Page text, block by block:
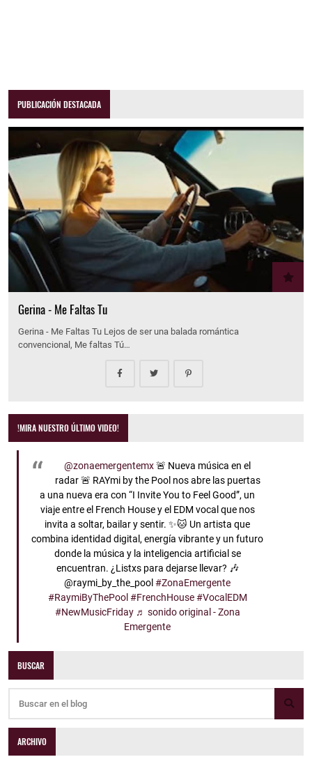
PUBLICACIÓN DESTACADA
Gerina - Me Faltas Tu
Gerina - Me Faltas Tu Lejos de ser una balada romántica
convencional, Me faltas Tú…
!MIRA NUESTRO ÚLTIMO VIDEO!
@zonaemergentemx🚨 Nueva música en el
radar 🚨 RAYmi by the Pool nos abre las puertas
a una nueva era con “I Invite You to Feel Good”, un
viaje entre el French House y el EDM vocal que nos
invita a soltar, bailar y sentir. ✨🐱 Un artista que
combina identidad digital, energía vibrante y un futuro
donde la música y la inteligencia artificial se
encuentran. ¿Listxs para dejarse llevar? 🎶
@raymi_by_the_pool#ZonaEmergente
#RaymiByThePool #FrenchHouse #VocalEDM
#NewMusicFriday ♬ sonido original - Zona
Emergente
BUSCAR
ARCHIVO